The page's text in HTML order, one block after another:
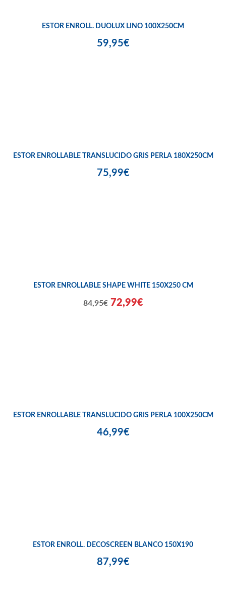
ESTOR ENROLL. DUOLUX LINO 100X250CM
59,95€
ESTOR ENROLLABLE TRANSLUCIDO GRIS PERLA 180X250CM
75,99€
ESTOR ENROLLABLE SHAPE WHITE 150X250 CM
84,95€ 72,99€
ESTOR ENROLLABLE TRANSLUCIDO GRIS PERLA 100X250CM
46,99€
ESTOR ENROLL. DECOSCREEN BLANCO 150X190
87,99€